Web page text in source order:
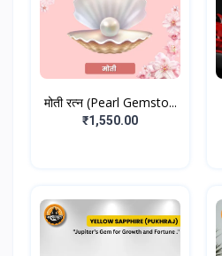
मोती रत्न (Pearl Gemsto...
₹1,550.00